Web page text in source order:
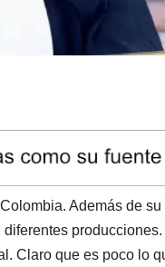
Además de su
Claro que es poco lo